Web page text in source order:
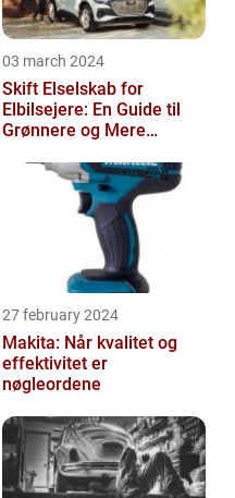
03 march 2024
Skift Elselskab for
Elbilsejere: En Guide til
Grønnere og Mere
27 february 2024
Makita: Når kvalitet og
effektivitet er
nøgleordene